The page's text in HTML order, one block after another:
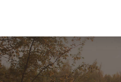
Shop
Over ons